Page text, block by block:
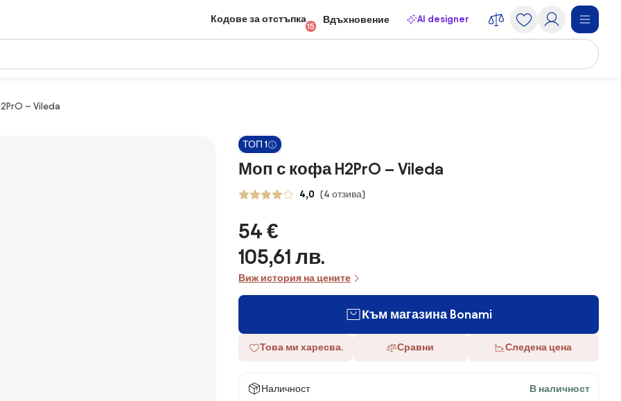
Кодове за отстъпка
15
Вдъхновение AI designer
– Vileda
ТОП 1
Моп с кофа H2PrO – Vileda
4,0 (4 отзива)
54 €
105,61 лв.
Виж история на цените
Към магазина Bonami
Това ми харесва. Сравни Следена цена
Наличност В наличност